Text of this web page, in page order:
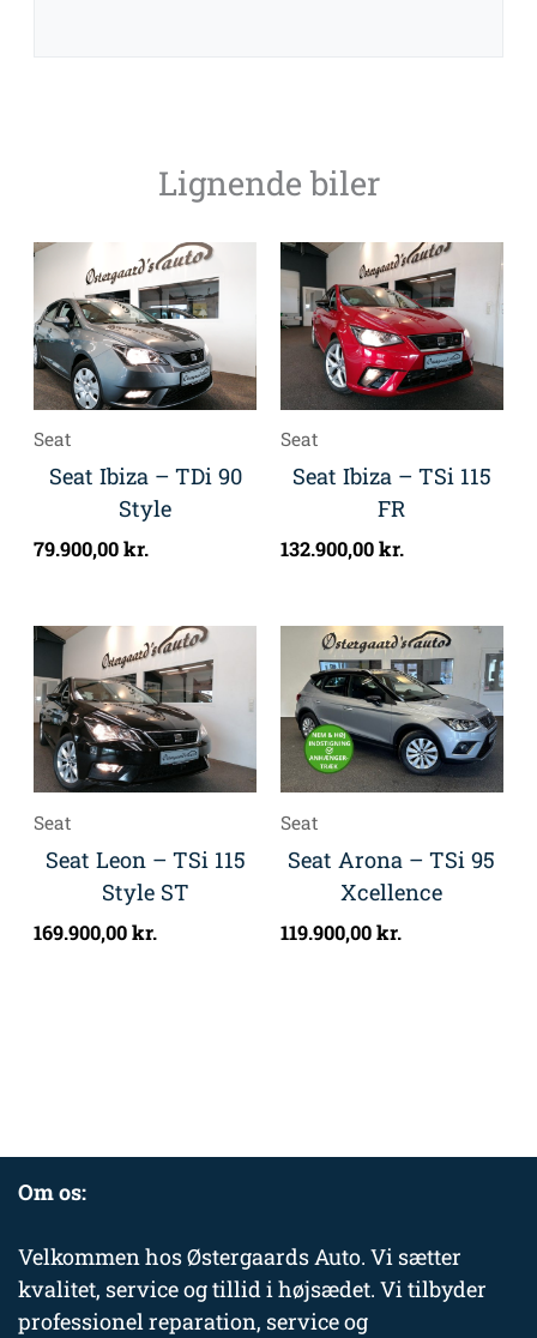
Lignende biler
Seat
Seat Ibiza – TDi 90
Style
79.900,00kr.
Seat
Seat Ibiza – TSi 115
FR
132.900,00kr.
Seat
Seat Leon – TSi 115
Style ST
169.900,00kr.
Seat
Seat Arona – TSi 95
Xcellence
119.900,00kr.
Om os:
Velkommen hos Østergaards Auto. Vi sætter
kvalitet, service og tillid i højsædet. Vi tilbyder
professionel reparation, service og